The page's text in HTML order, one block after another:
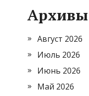
Архивы
Август 2026
Июль 2026
Июнь 2026
Май 2026